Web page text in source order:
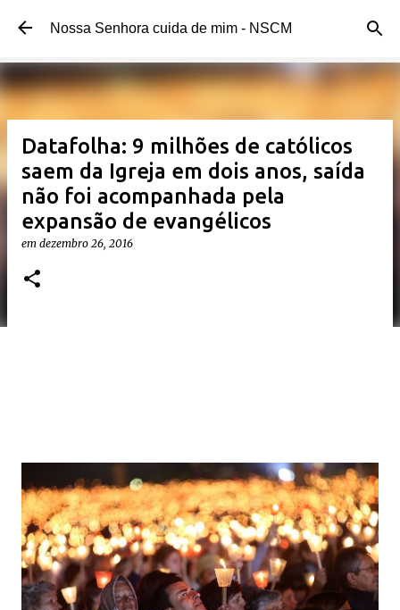
Pular para o conteúdo principal
Nossa Senhora cuida de mim - NSCM
Datafolha: 9 milhões de católicos
saem da Igreja em dois anos, saída
não foi acompanhada pela
expansão de evangélicos
em dezembro 26, 2016